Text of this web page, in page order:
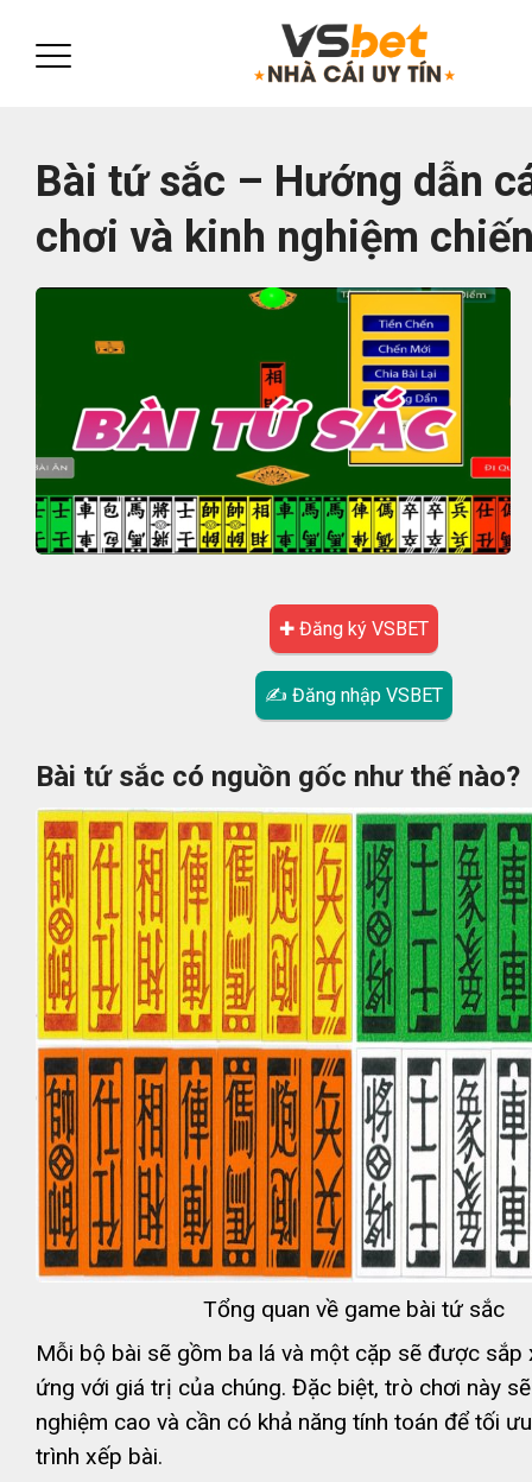
Bài tứ sắc – Hướng dẫn
chơi và kinh nghiệm
✚ Đăng ký VSBET
✍ Đăng nhập VSBET
Bài tứ sắc có nguồn gốc như thế nào?
Tổng quan về game bài tứ sắc
Mỗi bộ bài sẽ gồm ba lá và một cặp sẽ được sắp
ứng với giá trị của chúng. Đặc biệt, trò chơi này
nghiệm cao và cần có khả năng tính toán để tối
trình xếp bài.